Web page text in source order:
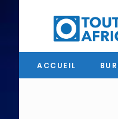
ACCUEIL